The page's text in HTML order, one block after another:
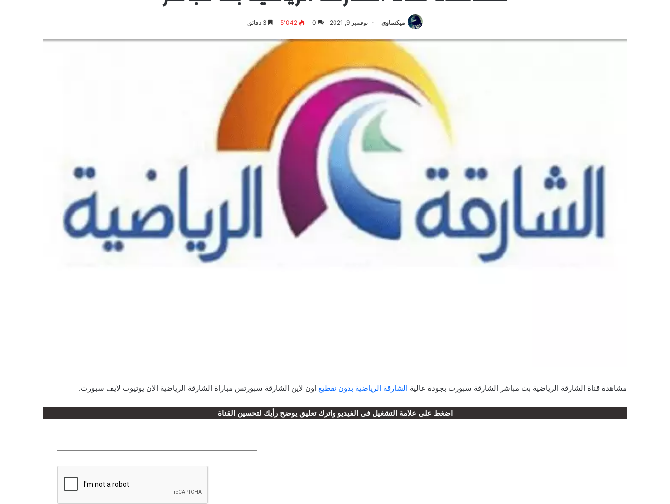
ميكساوى نوفمبر 9, 2021 0 5٬042
مشاهدة قناة الشارقة الرياضية بث مباشر الشارقة سبورت بجودة عالية الشارقة الرياضية بدون تقطيع اون لاين الشارقة سبورتس مباراة الشارقة الرياضية الان يوتيوب لايف سبورت.
اضغط على علامة التشغيل فى الفيديو واترك تعليق يوضح رأيك لتحسين القناة